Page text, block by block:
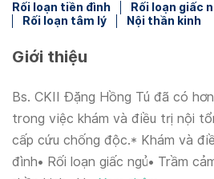
Rối loạn tiền đình Rối loạn giấc
Rối loạn tâm lý
Nội thần kinh
Giới thiệu
Bs. CKII Đặng Hồng Tú đã có
trong việc khám và điều trị nội
cấp cứu chống độc.* Khám và
đình• Rối loạn giấc ngủ• Trầm